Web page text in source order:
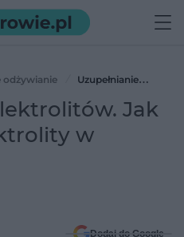
odżywianie
Uzupełnianie
w organizmie?
Jak
w
Dodaj do Google